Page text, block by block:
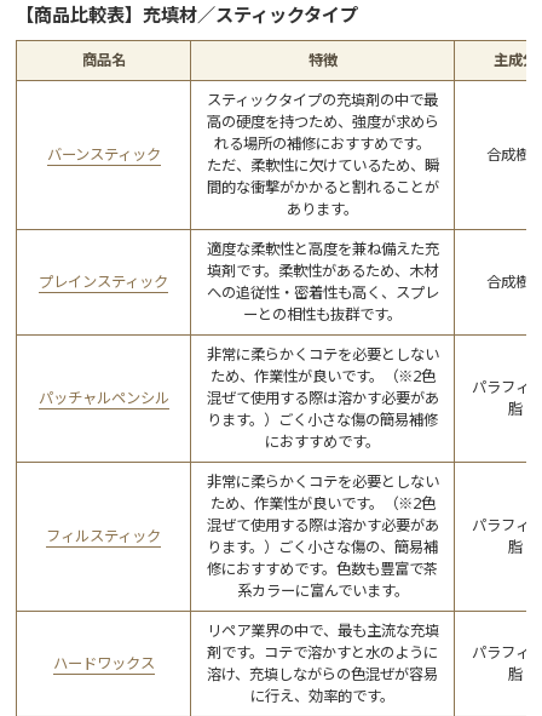
【商品比較表】充填材／スティックタイプ
商品名 特徴 主成分
バーンスティック
スティックタイプの充填剤の中で最
高の硬度を持つため、強度が求めら
れる場所の補修におすすめです。
ただ、柔軟性に欠けているため、瞬
間的な衝撃がかかると割れることが
あります。
合成樹
プレインスティック
適度な柔軟性と高度を兼ね備えた充
填剤です。柔軟性があるため、木材
への追従性・密着性も高く、スプレ
ーとの相性も抜群です。
合成樹
パッチャルペンシル
非常に柔らかくコテを必要としない
ため、作業性が良いです。（※2色
混ぜて使用する際は溶かす必要があ
ります。）ごく小さな傷の簡易補修
におすすめです。
パラフィ
脂
フィルスティック
非常に柔らかくコテを必要としない
ため、作業性が良いです。（※2色
混ぜて使用する際は溶かす必要があ
ります。）ごく小さな傷の、簡易補
修におすすめです。色数も豊富で茶
系カラーに富んでいます。
パラフィ
脂
ハードワックス
リペア業界の中で、最も主流な充填
剤です。コテで溶かすと水のように
溶け、充填しながらの色混ぜが容易
に行え、効率的です。
パラフィ
脂